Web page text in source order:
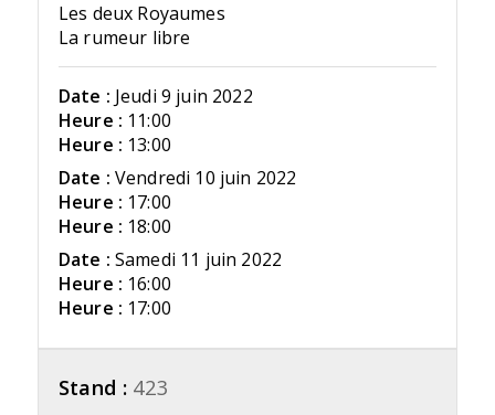
Les deux Royaumes
La rumeur libre
Date : Jeudi 9 juin 2022
Heure : 11:00
Heure : 13:00
Date : Vendredi 10 juin 2022
Heure : 17:00
Heure : 18:00
Date : Samedi 11 juin 2022
Heure : 16:00
Heure : 17:00
Stand : 423